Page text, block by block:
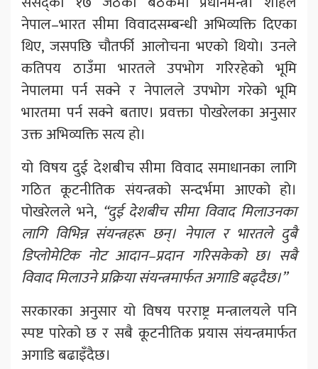
नेपाल–भारत सीमा विवादसम्बन्धी अभिव्यक्ति दिएका
थिए, जसपछि चौतर्फी आलोचना भएको थियो। उनले
कतिपय ठाउँमा भारतले उपभोग गरिरहेको भूमि
नेपालमा पर्न सक्ने र नेपालले उपभोग गरेको भूमि
भारतमा पर्न सक्ने बताए। प्रवक्ता पोखरेलका अनुसार
उक्त अभिव्यक्ति सत्य हो।
यो विषय दुई देशबीच सीमा विवाद समाधानका लागि
गठित कूटनीतिक संयन्त्रको सन्दर्भमा आएको हो।
पोखरेलले भने, “दुई देशबीच सीमा विवाद मिलाउनका
लागि विभिन्न संयन्त्रहरू छन्। नेपाल र भारतले दुबै
डिप्लोमेटिक नोट आदान–प्रदान गरिसकेको छ। सबै
विवाद मिलाउने प्रक्रिया संयन्त्रमार्फत अगाडि बढ्दैछ।”
सरकारका अनुसार यो विषय परराष्ट्र मन्त्रालयले पनि
स्पष्ट पारेको छ र सबै कूटनीतिक प्रयास संयन्त्रमार्फत
अगाडि बढाइँदैछ।